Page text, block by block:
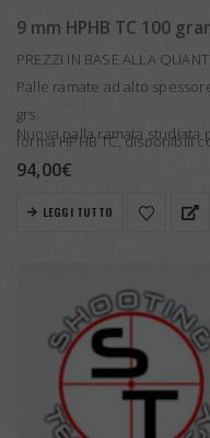
9 mm HPHB TC 100
PREZZI IN BASE ALLA
Palle ramate ad alto
grs.
forma HPHB TC, disponibili
Nuova palla ramata studiata
94,00€
LEGGI TUTTO